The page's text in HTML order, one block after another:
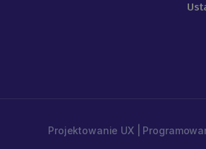
Projektowanie UX |